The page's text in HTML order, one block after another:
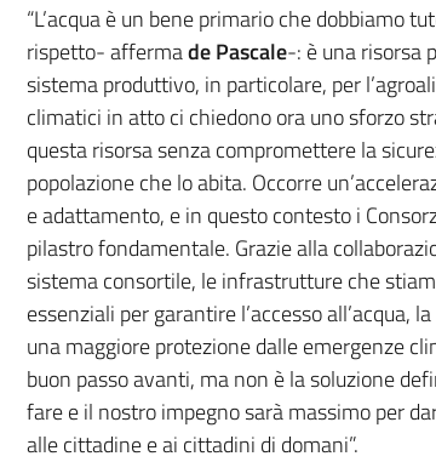
“L’acqua è un bene primario che dobbiamo
rispetto- affermade Pascale-: è una risorsa
sistema produttivo, in particolare, per
climatici in atto ci chiedono ora uno sforzo
questa risorsa senza compromettere la
popolazione che lo abita. Occorre
e adattamento, e in questo contesto i
pilastro fondamentale. Grazie alla
sistema consortile, le infrastrutture che
essenziali per garantire l’accesso all’acqua,
una maggiore protezione dalle emergenze
buon passo avanti, ma non è la soluzione
fare e il nostro impegno sarà massimo per
alle cittadine e ai cittadini di domani”.